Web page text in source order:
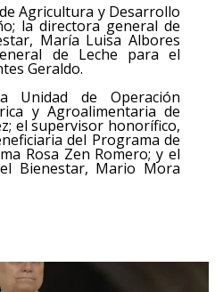
Agricultura y Desarrollo
la directora general de
María Luisa Albores
de Leche para el
Geraldo.
de Operación
y Agroalimentaria de
el supervisor honorífico,
del Programa de
Rosa Zen Romero; y el
Bienestar, Mario Mora